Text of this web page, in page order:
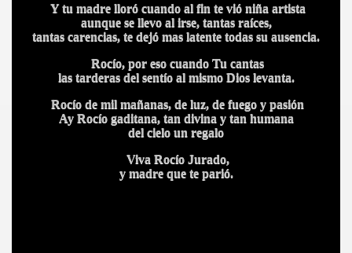
Y tu madre lloró cuando al fin te vió niña artista
aunque se llevo al irse, tantas raíces,
tantas carencias, te dejó mas latente todas su ausencia.
Rocío, por eso cuando Tu cantas
las tarderas del sentío al mismo Dios levanta.
Rocío de mil mañanas, de luz, de fuego y pasión
Ay Rocío gaditana, tan divina y tan humana
del cielo un regalo
Viva Rocío Jurado,
y madre que te parió.